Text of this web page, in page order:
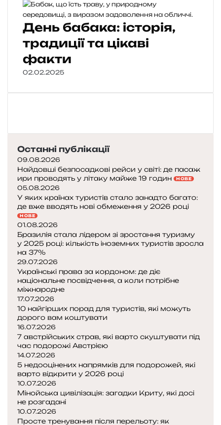
День бабака: історія,
традиції та цікаві
факти
02.02.2025
Останні публікації
09.08.2026
Найдовші безпосадкові рейси у світі: де пасаж
ири проводять у літаку майже 19 годин
НОВЕ
05.08.2026
У яких країнах туристів стало занадто багато:
де вже вводять нові обмеження у 2026 році
НОВЕ
01.08.2026
Бразилія стала лідером зі зростання туризму
у 2025 році: кількість іноземних туристів зросла
на 37%
29.07.2026
Українські права за кордоном: де діє
національне посвідчення, а коли потрібне
міжнародне
17.07.2026
10 найгірших порад для туристів, які можуть
дорого вам коштувати
16.07.2026
7 австрійських страв, які варто скуштувати під
час подорожі Австрією
14.07.2026
5 недооцінених напрямків для подорожей, які
варто відкрити у 2026 році
10.07.2026
Мінойська цивілізація: загадки Криту, які досі
не розгадані
10.07.2026
Просте тренування після перельоту: як